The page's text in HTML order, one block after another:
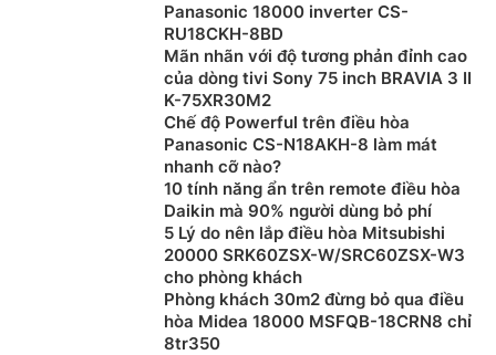
Panasonic 18000 inverter CS-
RU18CKH-8BD
Mãn nhãn với độ tương phản đỉnh cao
của dòng tivi Sony 75 inch BRAVIA 3 II
K-75XR30M2
Chế độ Powerful trên điều hòa
Panasonic CS-N18AKH-8 làm mát
nhanh cỡ nào?
10 tính năng ẩn trên remote điều hòa
Daikin mà 90% người dùng bỏ phí
5 Lý do nên lắp điều hòa Mitsubishi
20000 SRK60ZSX-W/SRC60ZSX-W3
cho phòng khách
Phòng khách 30m2 đừng bỏ qua điều
hòa Midea 18000 MSFQB-18CRN8 chỉ
8tr350